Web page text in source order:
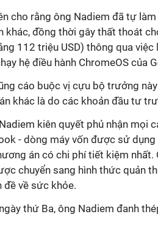
cho rằng ông Nadiem đã tự
khác, đồng thời gây thất thoát
112 triệu USD) thông qua
hệ điều hành ChromeOS của
cáo buộc vị cựu bộ trưởng
khác là do các khoản đầu tư
kiên quyết phủ nhận mọi
- dòng máy vốn được sử
án có chi phí tiết kiệm
chuyển sang hình thức quản
đề về sức khỏe.
thứ Ba, ông Nadiem đanh